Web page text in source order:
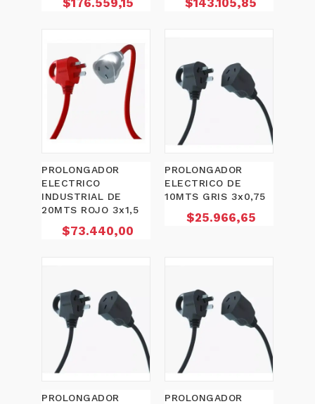
PROLONGADOR
ELECTRICO
INDUSTRIAL DE
20MTS ROJO 3x1,5
Precio
$73.440,00
PROLONGADOR
ELECTRICO DE
10MTS GRIS 3x0,75
Precio
$25.966,65
PROLONGADOR
PROLONGADOR